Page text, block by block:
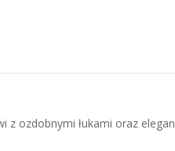
ozdobnymi łukami oraz